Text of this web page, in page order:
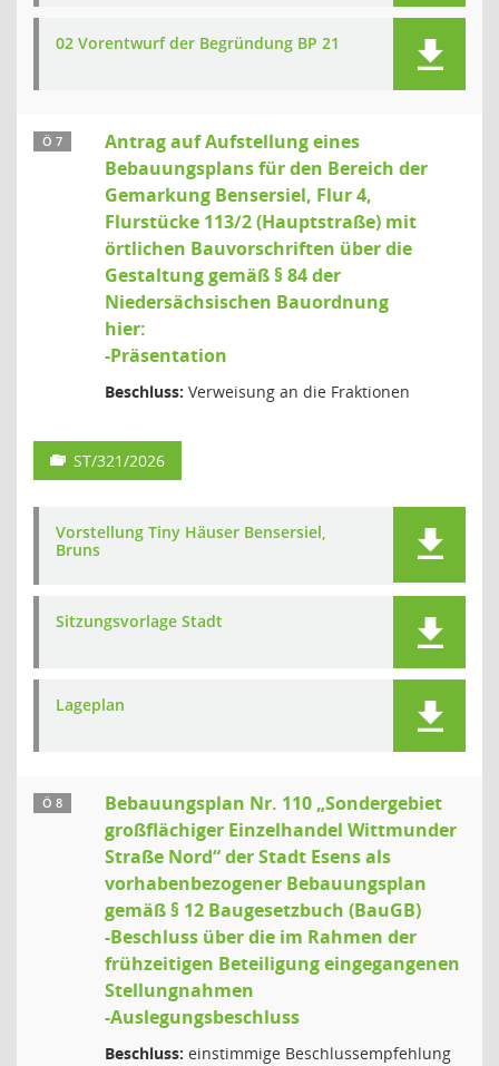
02 Vorentwurf der Begründung BP 21
Ö 7
Antrag auf Aufstellung eines
Bebauungsplans für den Bereich der
Gemarkung Bensersiel, Flur 4,
Flurstücke 113/2 (Hauptstraße) mit
örtlichen Bauvorschriften über die
Gestaltung gemäß § 84 der
Niedersächsischen Bauordnung
hier:
-Präsentation
Beschluss: Verweisung an die Fraktionen
ST/321/2026
Vorstellung Tiny Häuser Bensersiel,
Bruns
Sitzungsvorlage Stadt
Lageplan
Ö 8
Bebauungsplan Nr. 110 „Sondergebiet
großflächiger Einzelhandel Wittmunder
Straße Nord“ der Stadt Esens als
vorhabenbezogener Bebauungsplan
gemäß § 12 Baugesetzbuch (BauGB)
-Beschluss über die im Rahmen der
frühzeitigen Beteiligung eingegangenen
Stellungnahmen
-Auslegungsbeschluss
Beschluss: einstimmige Beschlussempfehlung